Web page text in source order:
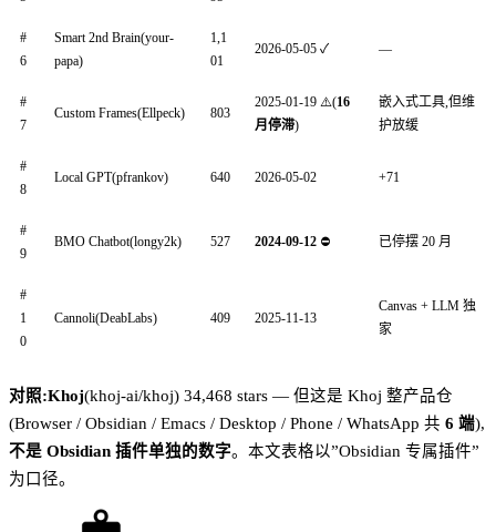
#
6
Smart 2nd Brain(your-
papa)
1,1
01
2026-05-05 ✓ —
#
7
Custom Frames(Ellpeck) 803
2025-01-19 ⚠️(16
月停滞)
嵌入式工具,但维
护放缓
#
8
Local GPT(pfrankov) 640 2026-05-02 +71
#
9
BMO Chatbot(longy2k) 527 2024-09-12 ⛔ 已停摆 20 月
#
1
0
Cannoli(DeabLabs) 409 2025-11-13
Canvas + LLM 独
家
对照:Khoj(khoj-ai/khoj) 34,468 stars — 但这是 Khoj 整产品仓
(Browser / Obsidian / Emacs / Desktop / Phone / WhatsApp 共 6 端),
不是 Obsidian 插件单独的数字。本文表格以”Obsidian 专属插件”
为口径。